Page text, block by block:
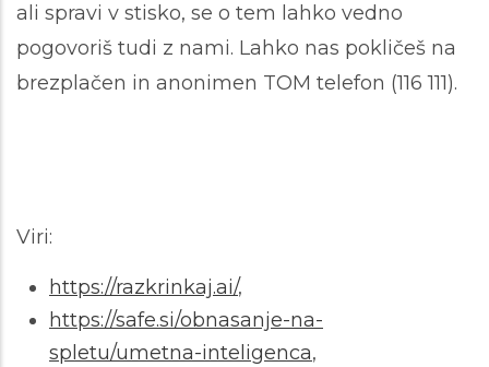
ali spravi v stisko, se o tem lahko vedno
pogovoriš tudi z nami. Lahko nas pokličeš na
brezplačen in anonimen TOM telefon (116 111).
Viri:
https://razkrinkaj.ai/,
https://safe.si/obnasanje-na-
spletu/umetna-inteligenca,